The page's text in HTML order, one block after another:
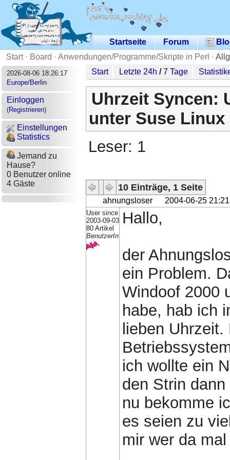
Startseite Forum
Start· Board · Anwendungen/Programme/Skripte in Perl ·
2026-08-06 18:26:17
Europe/Berlin
Einloggen
(Registrieren)
Einstellungen
Statistics
Jemand zu
Hause?
0 Benutzer online
4 Gäste
Start Letzte 24h /7 Tage
Uhrzeit Syncen:
unter Suse Linux
Leser: 1
10 Einträge, 1 Seite
ahnungsloser 2004-06-25 21:21
User since
2003-09-03
80 Artikel
BenutzerIn
Hallo,
der
ein Problem.
Windoof 2000
habe, hab ich
lieben
ich wollte ein
den Strin
nu bekomme
es seien zu
mir wer da